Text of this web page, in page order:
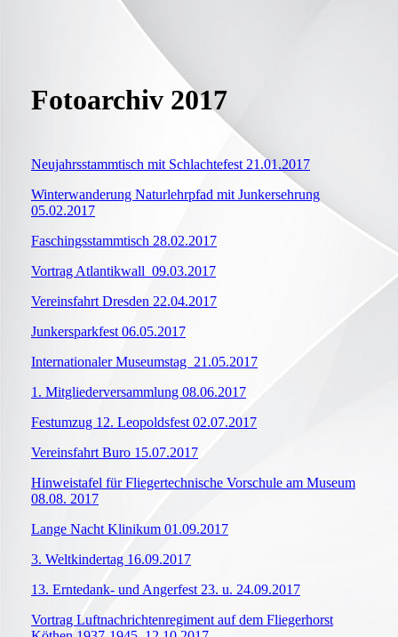
Fotoarchiv 2017
Neujahrsstammtisch mit Schlachtefest 21.01.2017
Winterwanderung Naturlehrpfad mit Junkersehrung
05.02.2017
Faschingsstammtisch 28.02.2017
Vortrag Atlantikwall 09.03.2017
Vereinsfahrt Dresden 22.04.2017
Junkersparkfest 06.05.2017
Internationaler Museumstag 21.05.2017
1. Mitgliederversammlung 08.06.2017
Festumzug 12. Leopoldsfest 02.07.2017
Vereinsfahrt Buro 15.07.2017
Hinweistafel für Fliegertechnische Vorschule am Museum
08.08. 2017
Lange Nacht Klinikum 01.09.2017
3. Weltkindertag 16.09.2017
13. Erntedank- und Angerfest 23. u. 24.09.2017
Vortrag Luftnachrichtenregiment auf dem Fliegerhorst